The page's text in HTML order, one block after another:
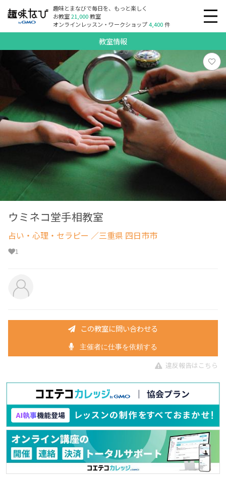
趣味とまなびで毎日を、もっと楽しく
お教室21,000教室
オンラインレッスン・ワークショップ4,400件
教室情報
ウミネコ堂手相教室
占い・心理・セラピー ／三重県 四日市市
1
この教室に問い合わせる
主催者に仕事を依頼する
違反報告はこちら